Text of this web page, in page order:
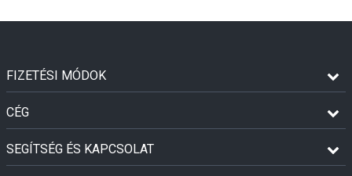
FIZETÉSI MÓDOK
CÉG
SEGÍTSÉG ÉS KAPCSOLAT